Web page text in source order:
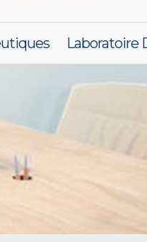
Laboratoire